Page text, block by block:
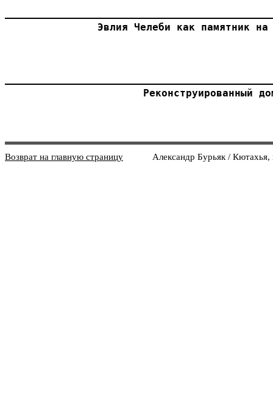
Эвлия Челеби как памятник
Реконструированный
Возврат на главную страницу Александр Бурьяк / Кютахья,